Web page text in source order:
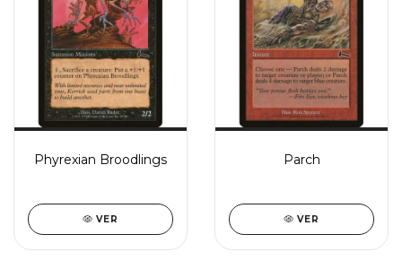
Phyrexian Broodlings
VER
Parch
VER